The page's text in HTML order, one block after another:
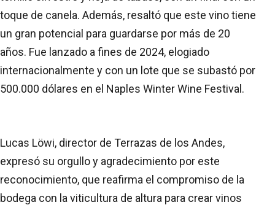
toque de canela. Además, resaltó que este vino tiene
un gran potencial para guardarse por más de 20
años. Fue lanzado a fines de 2024, elogiado
internacionalmente y con un lote que se subastó por
500.000 dólares en el Naples Winter Wine Festival.
Lucas Löwi, director de Terrazas de los Andes,
expresó su orgullo y agradecimiento por este
reconocimiento, que reafirma el compromiso de la
bodega con la viticultura de altura para crear vinos